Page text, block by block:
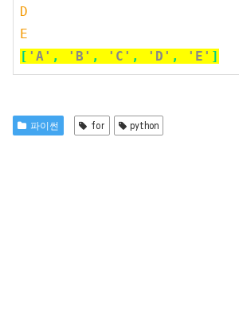
D
E
[ 'A' , 'B' , 'C' , 'D' , 'E' ]
파이썬 for python